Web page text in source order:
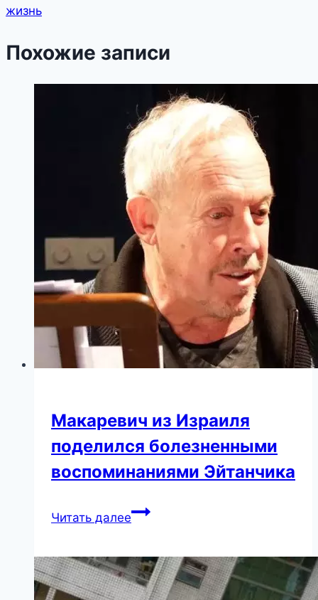
жизнь
Похожие записи
Макаревич из Израиля
поделился болезненными
воспоминаниями Эйтанчика
Читать далееМакаревич
поделился
болезненными